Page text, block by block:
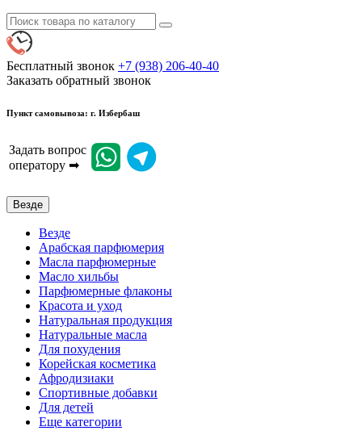
Бесплатный звонок +7 (938) 206-40-40
Заказать обратный звонок
Пункт самовывоза: г. Избербаш
Задать вопрос
оператору ➡
Везде
Везде
Арабская парфюмерия
Масла парфюмерные
Масло хильбы
Парфюмерные флаконы
Красота и уход
Натуральная продукция
Натуральные масла
Для похудения
Корейская косметика
Афродизиаки
Спортивные добавки
Для детей
Еще категории